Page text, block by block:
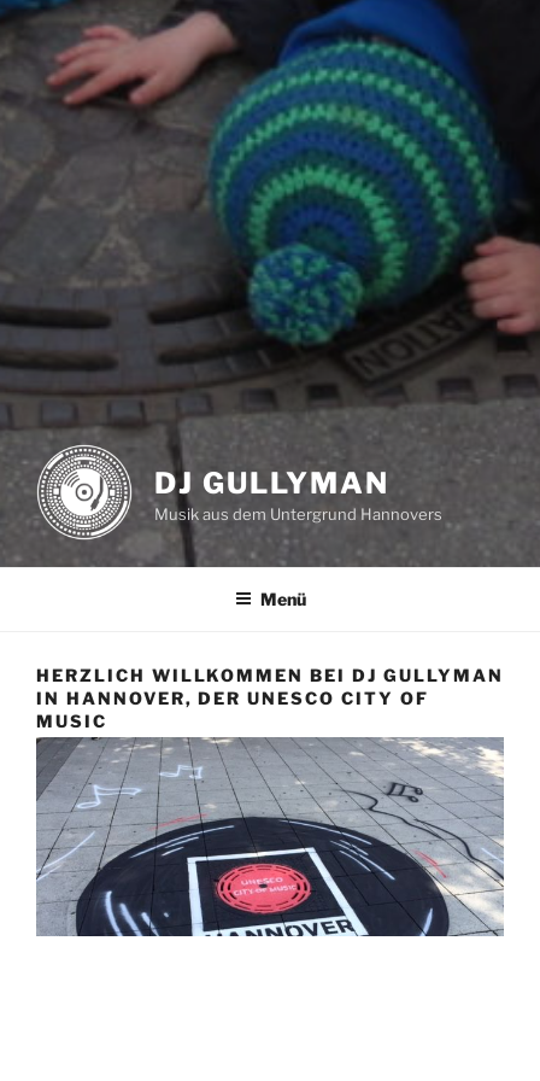
DJ GULLYMAN
Musik aus dem Untergrund Hannovers
Menü
HERZLICH WILLKOMMEN BEI DJ GULLYMAN
IN HANNOVER, DER UNESCO CITY OF
MUSIC